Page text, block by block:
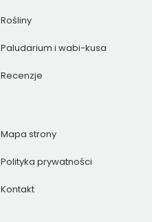
Rośliny
Paludarium i wabi-kusa
Recenzje
Mapa strony
Polityka prywatności
Kontakt